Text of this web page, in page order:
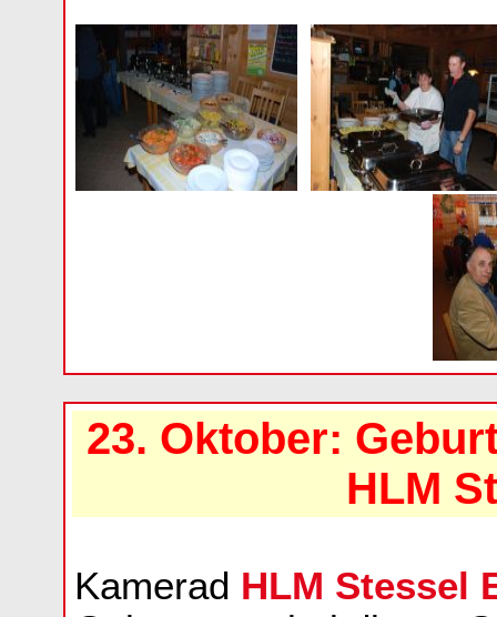
23. Oktober:
HLM
Kamerad HLM Stessel